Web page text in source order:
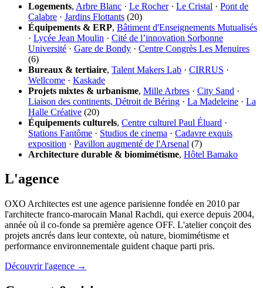
Logements, Arbre Blanc · Le Rocher· Le Cristal · Pont de
Calabre · Jardins Flottants (20)
Équipements & ERP, Bâtiment d'Enseignements Mutualisés
· Lycée Jean Moulin · Cité de l’innovation Sorbonne
Université · Gare de Bondy · Centre Congrès Les Menuires
(6)
Bureaux & tertiaire, Talent Makers Lab · CIRRUS ·
Wellcome · Kaskade
Projets mixtes & urbanisme, Mille Arbres · City Sand ·
Liaison des continents, Détroit de Béring · La Madeleine · La
Halle Créative (20)
Équipements culturels, Centre culturel Paul Éluard ·
Stations Fantôme · Studios de cinema · Cadavre exquis
exposition · Pavillon augmenté de l'Arsenal (7)
Architecture durable & biomimétisme, Hôtel Bamako
L'agence
OXO Architectes est une agence parisienne fondée en 2010 par
l'architecte franco-marocain Manal Rachdi, qui exerce depuis 2004,
année où il co-fonde sa première agence OFF. L'atelier conçoit des
projets ancrés dans leur contexte, où nature, biomimétisme et
performance environnementale guident chaque parti pris.
Découvrir l'agence →